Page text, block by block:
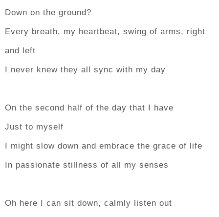
Down on the ground?
Every breath, my heartbeat, swing of arms, right
and left
I never knew they all sync with my day
On the second half of the day that I have
Just to myself
I might slow down and embrace the grace of life
In passionate stillness of all my senses
Oh here I can sit down, calmly listen out